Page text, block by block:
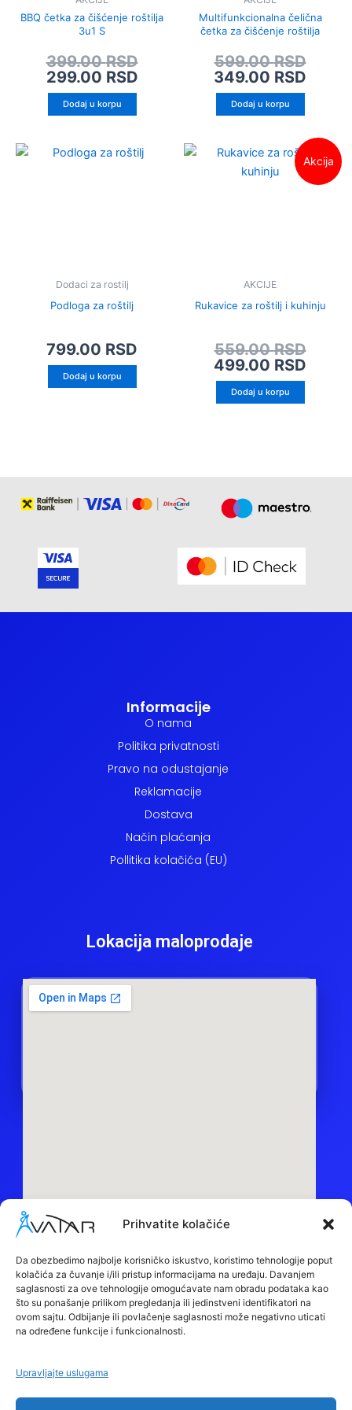
Prihvatite kolačiće
Da obezbedimo najbolje korisničko iskustvo, koristimo tehnologije poput
kolačića za čuvanje i/ili pristup informacijama na uređaju. Davanjem
saglasnosti za ove tehnologije omogućavate nam obradu podataka kao
što su ponašanje prilikom pregledanja ili jedinstveni identifikatori na
ovom sajtu. Odbijanje ili povlačenje saglasnosti može negativno uticati
na određene funkcije i funkcionalnosti.
Upravljajte uslugama
BBQ četka za čišćenje roštilja
3u1 S
399.00RSD
299.00 RSD
Dodaj u korpu
Multifunkcionalna čelična
četka za čišćenje roštilja
599.00RSD
349.00 RSD
Dodaj u korpu
Dodaci za rostilj
Podloga za roštilj
799.00 RSD
Dodaj u korpu
Akcija
AKCIJE
Rukavice za roštilj i kuhinju
559.00RSD
cena
je
499.00 RSD
cena
je:
Dodaj u korpu
Obilazni put bb, 15000, Šabac
Maloprodaja:
Despota Stefana Lazarevića BB, 15000, Šabac
Call Centar:+381 66 88 91 694
Informacije
O nama
Politika privatnosti
Pravo na odustajanje
Reklamacije
Dostava
Način plaćanja
Pollitika kolačića (EU)
Lokacija maloprodaje